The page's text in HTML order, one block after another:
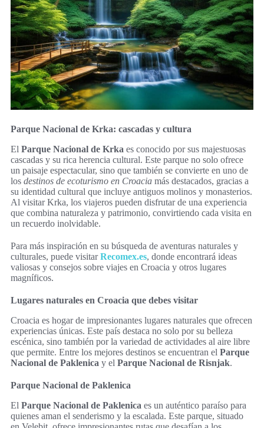
Parque Nacional de Krka: cascadas y cultura
El Parque Nacional de Krka es conocido por sus majestuosas
cascadas y su rica herencia cultural. Este parque no solo ofrece
un paisaje espectacular, sino que también se convierte en uno de
los destinos de ecoturismo en Croacia más destacados, gracias a
su identidad cultural que incluye antiguos molinos y monasterios.
Al visitar Krka, los viajeros pueden disfrutar de una experiencia
que combina naturaleza y patrimonio, convirtiendo cada visita en
un recuerdo inolvidable.
Para más inspiración en su búsqueda de aventuras naturales y
culturales, puede visitarRecomex.es, donde encontrará ideas
valiosas y consejos sobre viajes en Croacia y otros lugares
magníficos.
Lugares naturales en Croacia que debes visitar
Croacia es hogar de impresionantes lugares naturales que ofrecen
experiencias únicas. Este país destaca no solo por su belleza
escénica, sino también por la variedad de actividades al aire libre
que permite. Entre los mejores destinos se encuentran el Parque
Nacional de Paklenica y el Parque Nacional de Risnjak.
Parque Nacional de Paklenica
El Parque Nacional de Paklenica es un auténtico paraíso para
quienes aman el senderismo y la escalada. Este parque, situado